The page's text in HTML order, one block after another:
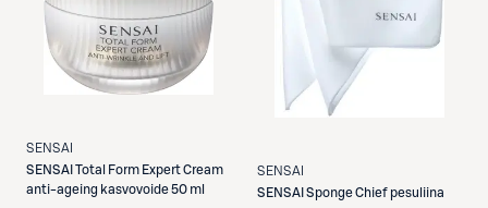
SENSAI
SENSAI Total Form Expert Cream
anti-ageing kasvovoide 50 ml
SENSAI
SENSAI Sponge Chief pesuliina